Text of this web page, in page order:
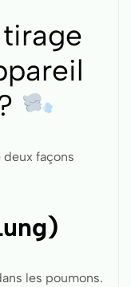
façons
les poumons.